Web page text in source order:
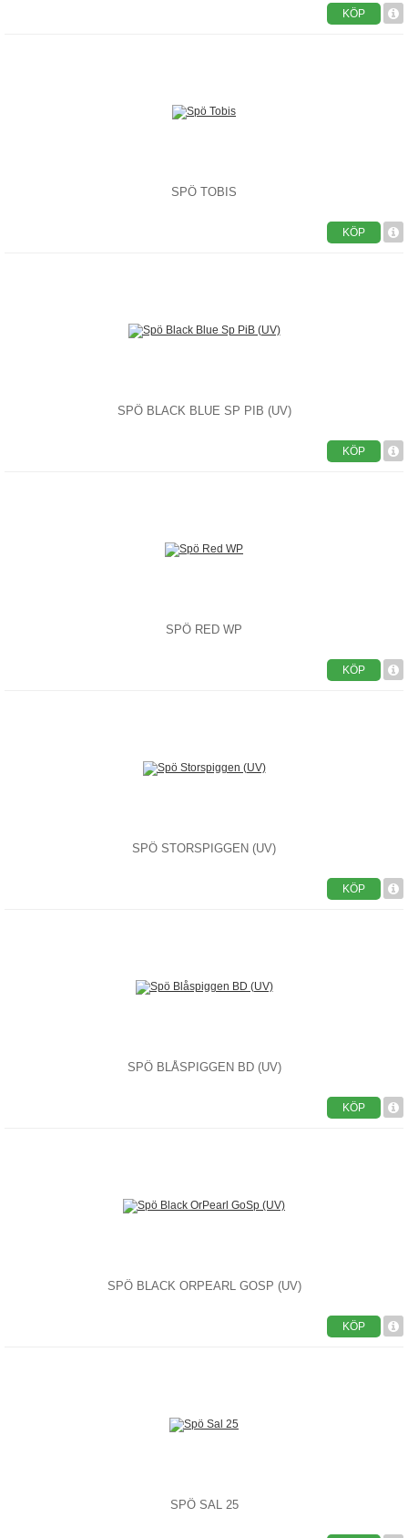
KÖP
SPÖ TOBIS
KÖP
SPÖ BLACK BLUE SP PIB (UV)
KÖP
SPÖ RED WP
KÖP
SPÖ STORSPIGGEN (UV)
KÖP
SPÖ BLÅSPIGGEN BD (UV)
KÖP
SPÖ BLACK ORPEARL GOSP (UV)
KÖP
SPÖ SAL 25